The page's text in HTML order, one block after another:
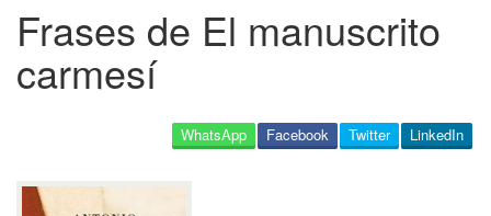
Frases de El manuscrito
carmesí
LinkedIn
Twitter
Facebook
WhatsApp